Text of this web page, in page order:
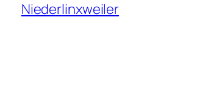
Niederlinxweiler